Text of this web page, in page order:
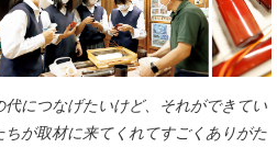
代につなげたいけど、それができてい
が取材に来てくれてすごくありがた